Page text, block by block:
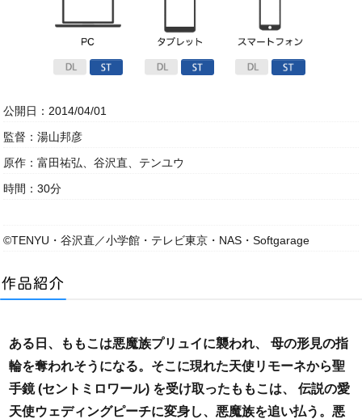
公開日：2014/04/01
監督：湯山邦彦
原作：富田祐弘、谷沢直、テンユウ
時間：30分
©TENYU・谷沢直／小学館・テレビ東京・NAS・Softgarage
ある日、ももこは悪魔族プリュイに襲われ、 母の形見の指
輪を奪われそうになる。そこに現れた天使リモーネから聖
手鏡 (セントミロワール) を受け取ったももこは、 伝説の愛
天使ウェディングピーチに変身し、悪魔族を追い払う。悪